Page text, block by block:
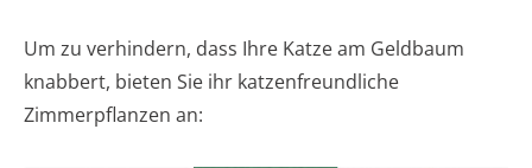
Um zu verhindern, dass Ihre Katze am Geldbaum
knabbert, bieten Sie ihr katzenfreundliche
Zimmerpflanzen an: